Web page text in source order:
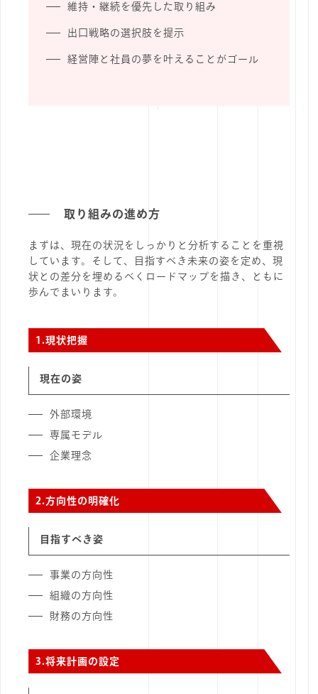
維持・継続を優先した取り組み
出口戦略の選択肢を提示
経営陣と社員の夢を叶えることがゴール
取り組みの進め方
まずは、現在の状況をしっかりと分析することを重視
しています。そして、目指すべき未来の姿を定め、現
状との差分を埋めるべくロードマップを描き、ともに
歩んでまいります。
1.現状把握
現在の姿
外部環境
専属モデル
企業理念
2.方向性の明確化
目指すべき姿
事業の方向性
組織の方向性
財務の方向性
3.将来計画の設定